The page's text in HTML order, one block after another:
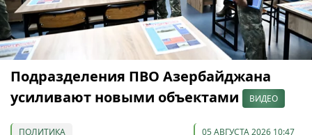
Подразделения ПВО Азербайджана
усиливают новыми объектами
ВИДЕО
ПОЛИТИКА 05 АВГУСТА 2026 10:47